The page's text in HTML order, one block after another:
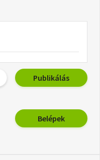
Publikálás
Belépek